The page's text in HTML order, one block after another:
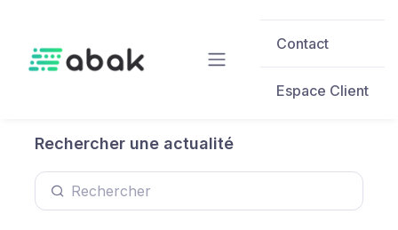
Contact
Espace Client
Rechercher une actualité